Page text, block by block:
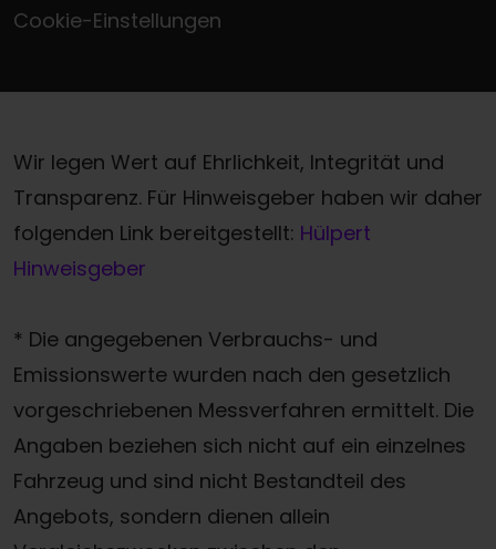
Cookie-Einstellungen
Wir legen Wert auf Ehrlichkeit, Integrität und
Transparenz. Für Hinweisgeber haben wir daher
folgenden Link bereitgestellt: Hülpert
Hinweisgeber
* Die angegebenen Verbrauchs- und
Emissionswerte wurden nach den gesetzlich
vorgeschriebenen Messverfahren ermittelt. Die
Angaben beziehen sich nicht auf ein einzelnes
Fahrzeug und sind nicht Bestandteil des
Angebots, sondern dienen allein